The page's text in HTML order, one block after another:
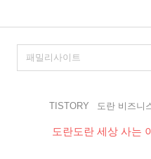
TISTORY 도란 비즈니
도란도란 세상 사는